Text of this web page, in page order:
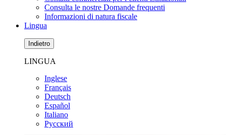
Consulta le nostre Domande frequenti
Informazioni di natura fiscale
Lingua
Indietro
LINGUA
Inglese
Français
Deutsch
Español
Italiano
Pусский